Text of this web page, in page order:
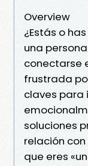
Overview
¿Estás o
una
conectarse
frustrada
claves para
soluciones
relación
que eres